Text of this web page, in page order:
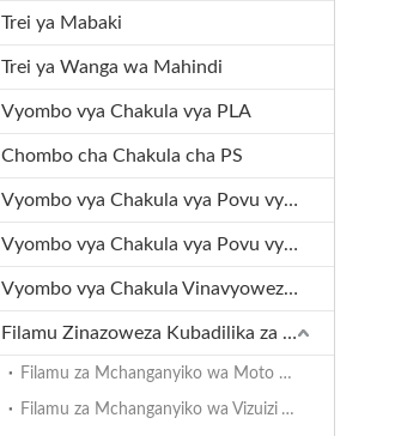
Trei ya Mabaki
Trei ya Wanga wa Mahindi
Vyombo vya Chakula vya PLA
Chombo cha Chakula cha PS
Vyombo vya Chakula vya Povu vya XPS
Vyombo vya Chakula vya Povu vya XPP
Vyombo vya Chakula Vinavyoweza Kutengenezwa kwa Mbolea
Filamu Zinazoweza Kubadilika za Ufungashaji
Filamu za Mchanganyiko wa Moto na Baridi
Filamu za Mchanganyiko wa Vizuizi Vikubwa